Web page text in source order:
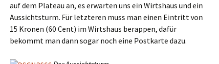
auf dem Plateau an, es erwarten uns ein Wirtshaus und ein
Aussichtsturm. Für letzteren muss man einen Eintritt von
15 Kronen (60 Cent) im Wirtshaus berappen, dafür
bekommt man dann sogar noch eine Postkarte dazu.